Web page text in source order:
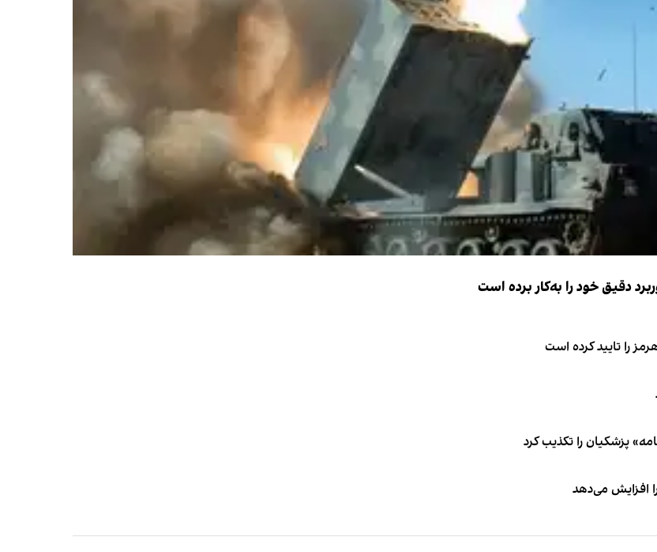
دقیق خود را به‌کار برده است
را تایید کرده است
پزشکیان را تکذیب کرد
افزایش می‌دهد